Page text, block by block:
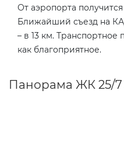
От аэропорта получится
Ближайший съезд на
– в 13 км.
как благоприятное.
Панорама ЖК 25/7